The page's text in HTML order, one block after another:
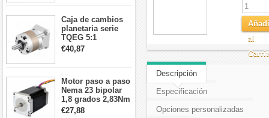
Robot CNC DIY
Caja de cambios
planetaria serie
TQEG 5:1
contragolpe 15
arcmin para motor
€40,87
Motor paso a paso
Nema 23 bipolar
1,8 grados 2,83Nm
4A 2,26 V
€27,88
al
Descripción
Especificación
Opciones personalizadas